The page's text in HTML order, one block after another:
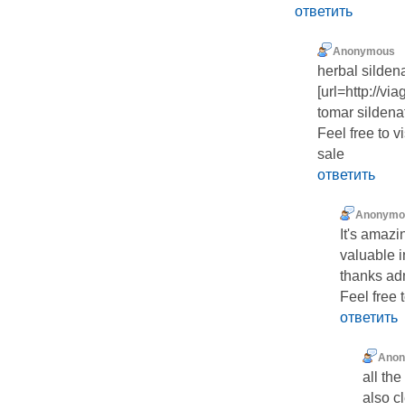
ответить
Anonymous
herbal
[url=http://
tomar
Feel free to
sale
ответить
It'ѕ
valuable
thanks
Fеel free
ответить
all tһe
also